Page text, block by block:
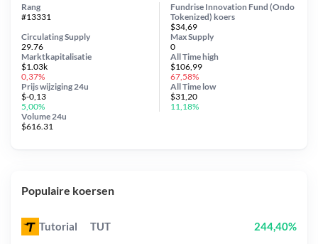
Fundrise Innovation Fund (Ondo
Tokenized) koers
$34,69
Circulating Supply
29.76
Prijs wijziging 24u
$-0,13
5,00%
Max Supply
0
Marktkapitalisatie
$1.03k
0,37%
Volume 24u
$616.31
Rang
#13331
All Timehigh
$106,99
67,58%
All Time low
$31,20
11,18%
Populaire koersen
Tutorial TUT 244,40%